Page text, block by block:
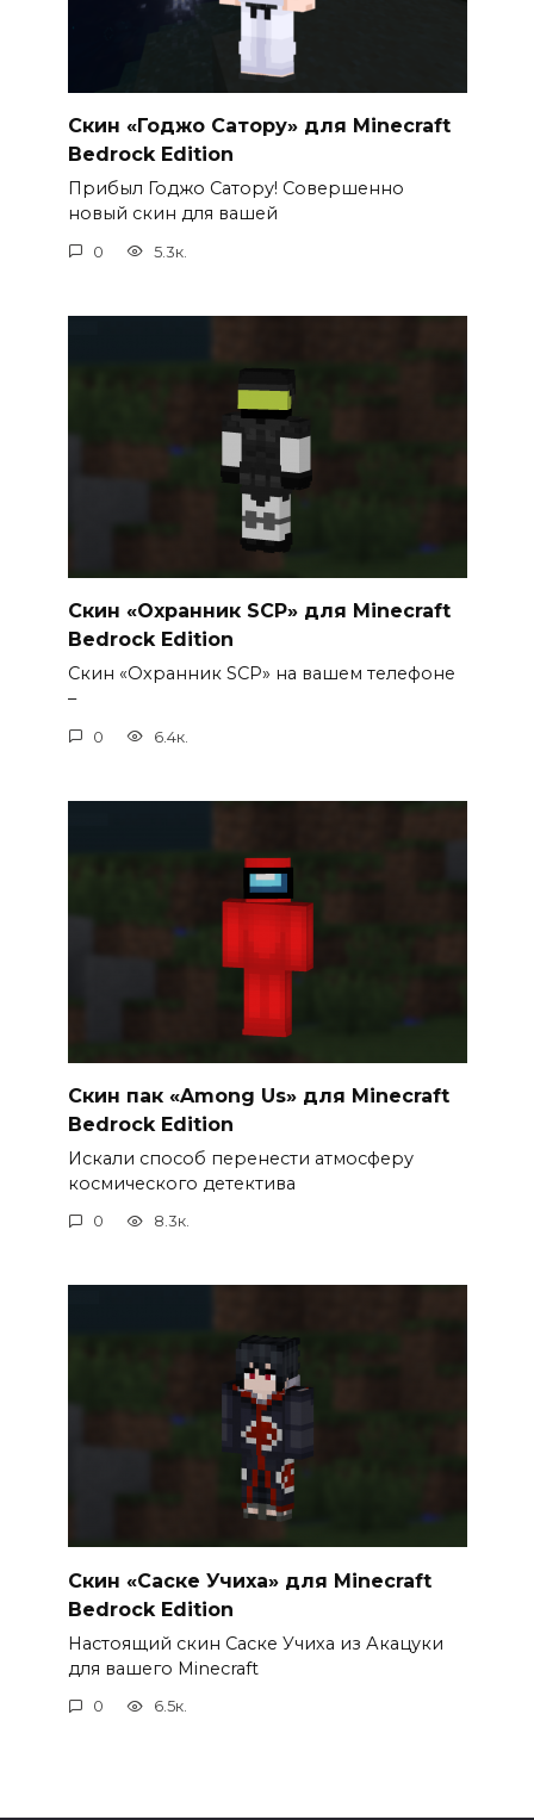
Скин «Годжо Сатору» для Minecraft
Bedrock Edition
Прибыл Годжо Сатору! Совершенно
новый скин для вашей
0 5.3к.
Скин «Охранник SCP» для Minecraft
Bedrock Edition
Скин «Охранник SCP» на вашем телефоне
–
0 6.4к.
Cкин пак «Among Us» для Minecraft
Bedrock Edition
Искали способ перенести атмосферу
космического детектива
0 8.3к.
Скин «Саске Учиха» для Minecraft
Bedrock Edition
Настоящий скин Саске Учиха из Акацуки
для вашего Minecraft
0 6.5к.